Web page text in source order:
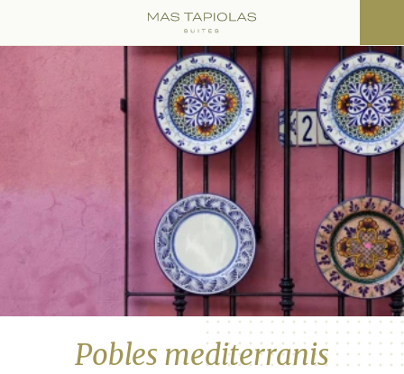
Pobles mediterranis